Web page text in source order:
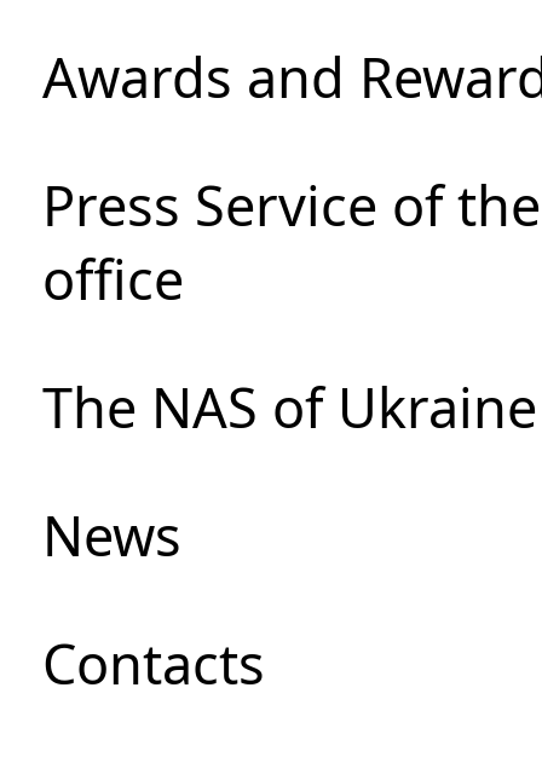
Awards and
Press Service of
office
The NAS of
News
Сontacts